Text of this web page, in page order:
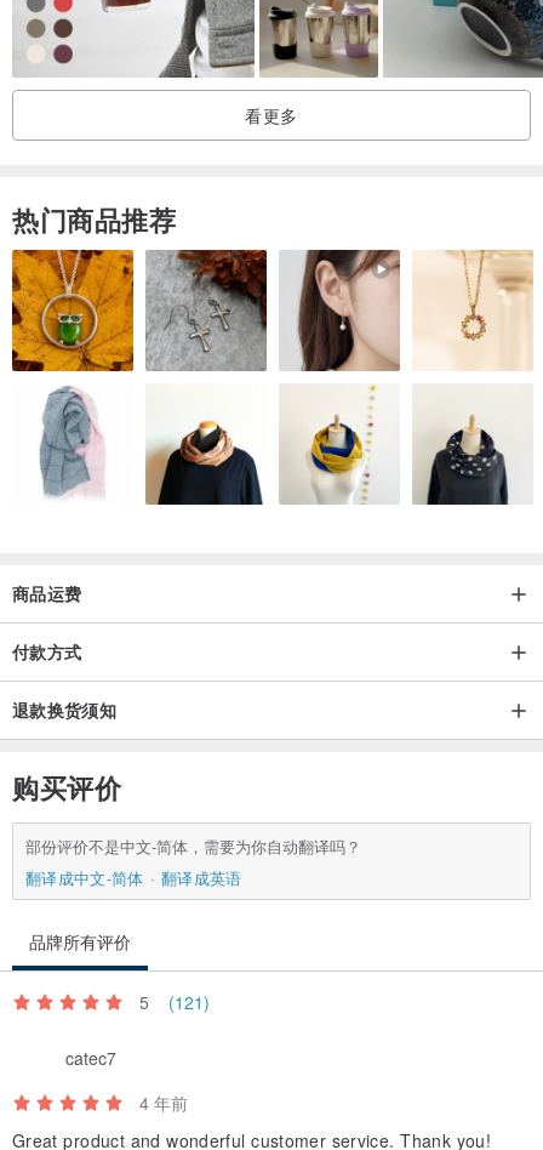
〡注意事项 〡
◇ 即便属于同系列商品，外型与成色效果也会有些许的不同
避免陶瓷制品有破损情形
◇ 釉药可能存在冰裂、缩釉、气泡孔属正常现象
◇ 请用一般中性洗碗精清洗即可
◇ 清洗时误用钢刷摩擦表面，以免造成表面痕与剥落的情形
◇ 长期使用，其痕迹会被陶器吸收，表面颜色会因此有所变化
◇ 透过摄影，难以将陶器最真实的一面呈现，对商品若有任何疑问，
欢迎私
讯寻问设计师
◇ 因商品是陶制，属于易碎品，使用时请防止硬物碰撞，小心保存。
〡产品说明 〡
自制原料、美国釉料
釉药不含铅，确保成品为食用安全
烧制温度1100℃或以上
台湾制造
instagram追踪：qingchen_design
看更多
热门商品推荐
商品运费
付款方式
退款换货须知
购买评价
部份评价不是中文-简体，需要为你自动翻译吗？
翻译成中文-简体
翻译成英语
品牌所有评价
5 (121)
catec7
4 年前
Great product and wonderful customer service. Thank you!